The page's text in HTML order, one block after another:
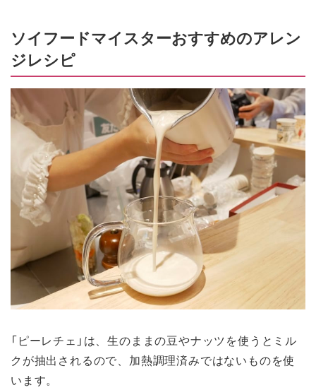
ソイフードマイスターおすすめのアレン
ジレシピ
「ピーレチェ」は、生のままの豆やナッツを使うとミル
クが抽出されるので、加熱調理済みではないものを使
います。